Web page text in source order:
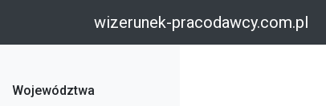
wizerunek-pracodawcy.com.pl
Województwa